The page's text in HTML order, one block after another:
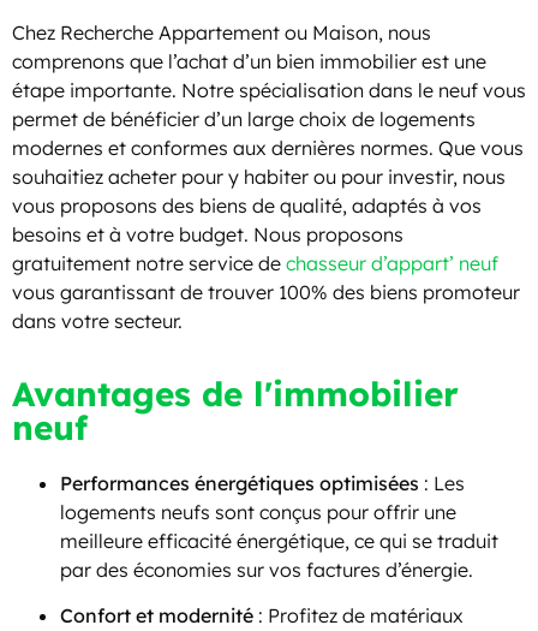
Chez Recherche Appartement ou Maison, nous
comprenons que l’achat d’un bien immobilier est une
étape importante. Notre spécialisation dans le neuf vous
permet de bénéficier d’un large choix de logements
modernes et conformes aux dernières normes. Que vous
souhaitiez acheter pour y habiter ou pour investir, nous
vous proposons des biens de qualité, adaptés à vos
besoins et à votre budget. Nous proposons
gratuitement notre service de chasseur d’appart’ neuf
vous garantissant de trouver 100% des biens promoteur
dans votre secteur.
Avantages de l'immobilier
neuf
Performances énergétiques optimisées : Les
logements neufs sont conçus pour offrir une
meilleure efficacité énergétique, ce qui se traduit
par des économies sur vos factures d’énergie.
Confort et modernité : Profitez de matériaux